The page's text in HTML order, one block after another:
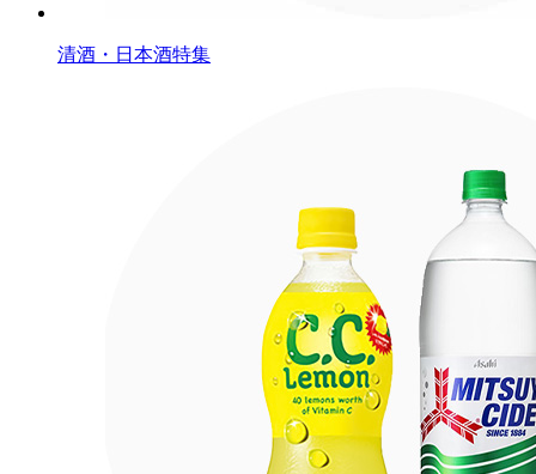
清酒・日本酒特集